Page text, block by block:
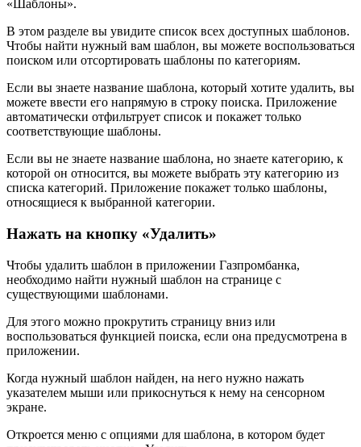
«Шаблоны».
В этом разделе вы увидите список всех доступных шаблонов.
Чтобы найти нужный вам шаблон, вы можете воспользоваться
поиском или отсортировать шаблоны по категориям.
Если вы знаете название шаблона, который хотите удалить, вы
можете ввести его напрямую в строку поиска. Приложение
автоматически отфильтрует список и покажет только
соответствующие шаблоны.
Если вы не знаете название шаблона, но знаете категорию, к
которой он относится, вы можете выбрать эту категорию из
списка категорий. Приложение покажет только шаблоны,
относящиеся к выбранной категории.
Нажать на кнопку «Удалить»
Чтобы удалить шаблон в приложении Газпромбанка,
необходимо найти нужный шаблон на странице с
существующими шаблонами.
Для этого можно прокрутить страницу вниз или
воспользоваться функцией поиска, если она предусмотрена в
приложении.
Когда нужный шаблон найден, на него нужно нажать
указателем мыши или прикоснуться к нему на сенсорном
экране.
Откроется меню с опциями для шаблона, в котором будет